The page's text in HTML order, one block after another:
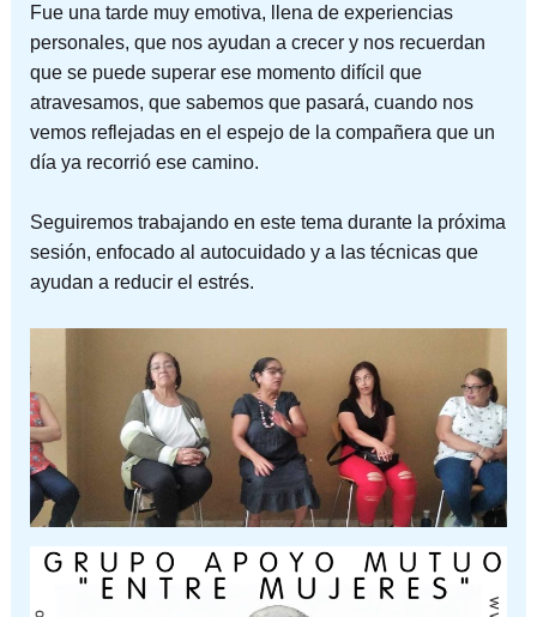
Fue una tarde muy emotiva, llena de experiencias
personales, que nos ayudan a crecer y nos recuerdan
que se puede superar ese momento difícil que
atravesamos, que sabemos que pasará, cuando nos
vemos reflejadas en el espejo de la compañera que un
día ya recorrió ese camino.
Seguiremos trabajando en este tema durante la próxima
sesión, enfocado al autocuidado y a las técnicas que
ayudan a reducir el estrés.